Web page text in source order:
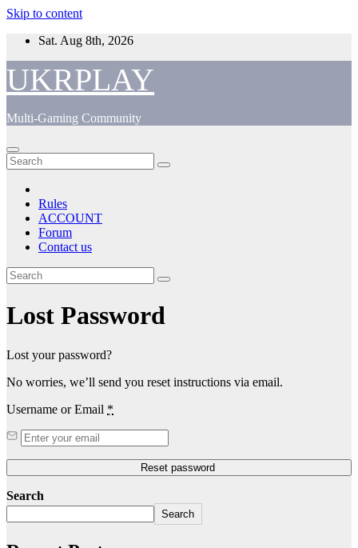
Skip to content
Sat. Aug 8th, 2026
UKRPLAY
Multi-Gaming Community
Rules
ACCOUNT
Forum
Contact us
Lost Password
Lost your password?
No worries, we’ll send you reset instructions via email.
Username or Email *
Search
Search